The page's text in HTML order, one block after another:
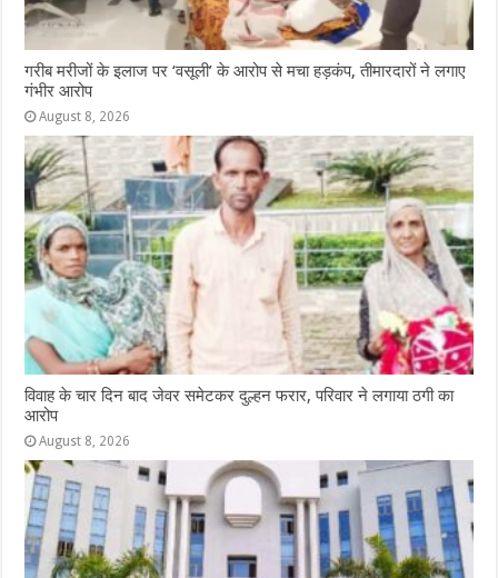
गरीब मरीजों के इलाज पर ‘वसूली’ के आरोप से मचा हड़कंप, तीमारदारों ने लगाए
गंभीर आरोप
August 8, 2026
विवाह के चार दिन बाद जेवर समेटकर दुल्हन फरार, परिवार ने लगाया ठगी का
आरोप
August 8, 2026